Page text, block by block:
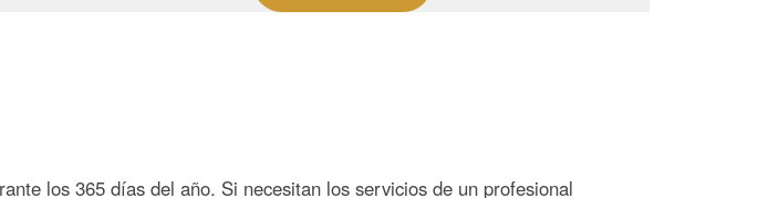
los 365 días del año. Si necesitan los servicios de un profesional